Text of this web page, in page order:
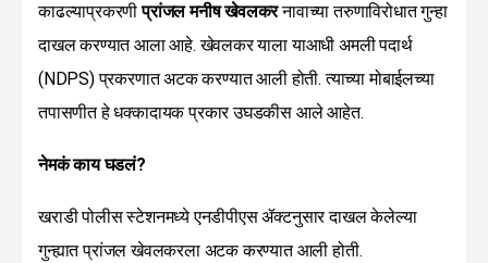
काढल्याप्रकरणीप्रांजल मनीष खेवलकरनावाच्या तरुणाविरोधात गुन्हा
दाखल करण्यात आला आहे. खेवलकर याला याआधी अमली पदार्थ
(NDPS) प्रकरणात अटक करण्यात आली होती. त्याच्या मोबाईलच्या
तपासणीत हे धक्कादायक प्रकार उघडकीस आले आहेत.
नेमकं काय घडलं?
खराडी पोलीस स्टेशनमध्ये एनडीपीएस ॲक्टनुसार दाखल केलेल्या
गुन्ह्यात प्रांजल खेवलकरला अटक करण्यात आली होती.